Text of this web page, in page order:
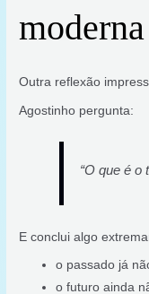
moderna
Outra reflexão
Agostinho pergunta:
“O que é o
E conclui algo
o passado já
o futuro ainda